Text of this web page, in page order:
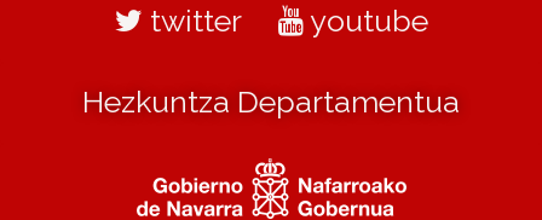
twitter youtube
Hezkuntza Departamentua